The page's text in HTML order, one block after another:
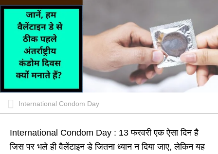
International Condom Day
International Condom Day : 13 फरवरी एक ऐसा दिन है
जिस पर भले ही वैलेंटाइन डे जितना ध्यान न दिया जाए, लेकिन यह